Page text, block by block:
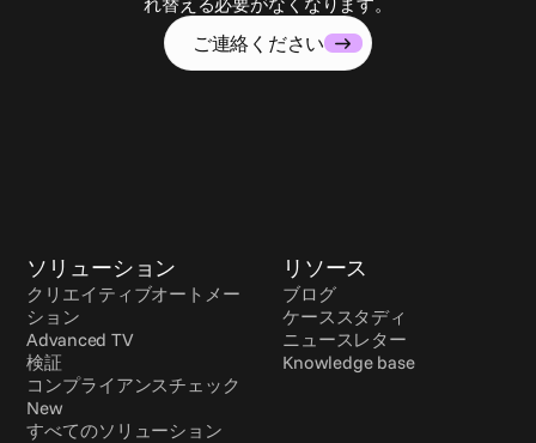
ご連絡ください
ソリューション
クリエイティブオートメー
ション
Advanced TV
検証
コンプライアンスチェック
New
すべてのソリューション
リソース
ブログ
ケーススタディ
ニュースレター
Knowledge base